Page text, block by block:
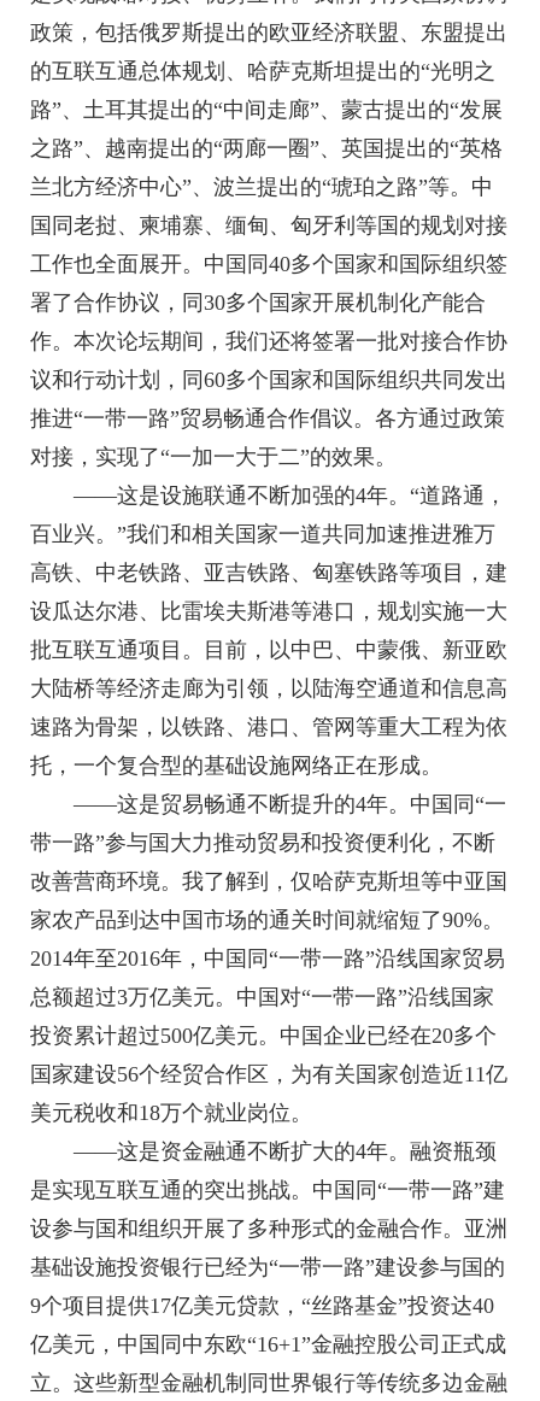
政策，包括俄罗斯提出的欧亚经济联盟、东盟提出
的互联互通总体规划、哈萨克斯坦提出的“光明之
路”、土耳其提出的“中间走廊”、蒙古提出的“发展
之路”、越南提出的“两廊一圈”、英国提出的“英格
兰北方经济中心”、波兰提出的“琥珀之路”等。中
国同老挝、柬埔寨、缅甸、匈牙利等国的规划对接
工作也全面展开。中国同40多个国家和国际组织签
署了合作协议，同30多个国家开展机制化产能合
作。本次论坛期间，我们还将签署一批对接合作协
议和行动计划，同60多个国家和国际组织共同发出
推进“一带一路”贸易畅通合作倡议。各方通过政策
对接，实现了“一加一大于二”的效果。
——这是设施联通不断加强的4年。“道路通，
百业兴。”我们和相关国家一道共同加速推进雅万
高铁、中老铁路、亚吉铁路、匈塞铁路等项目，建
设瓜达尔港、比雷埃夫斯港等港口，规划实施一大
批互联互通项目。目前，以中巴、中蒙俄、新亚欧
大陆桥等经济走廊为引领，以陆海空通道和信息高
速路为骨架，以铁路、港口、管网等重大工程为依
托，一个复合型的基础设施网络正在形成。
——这是贸易畅通不断提升的4年。中国同“一
带一路”参与国大力推动贸易和投资便利化，不断
改善营商环境。我了解到，仅哈萨克斯坦等中亚国
家农产品到达中国市场的通关时间就缩短了90%。
2014年至2016年，中国同“一带一路”沿线国家贸易
总额超过3万亿美元。中国对“一带一路”沿线国家
投资累计超过500亿美元。中国企业已经在20多个
国家建设56个经贸合作区，为有关国家创造近11亿
美元税收和18万个就业岗位。
——这是资金融通不断扩大的4年。融资瓶颈
是实现互联互通的突出挑战。中国同“一带一路”建
设参与国和组织开展了多种形式的金融合作。亚洲
基础设施投资银行已经为“一带一路”建设参与国的
9个项目提供17亿美元贷款，“丝路基金”投资达40
亿美元，中国同中东欧“16+1”金融控股公司正式成
立。这些新型金融机制同世界银行等传统多边金融